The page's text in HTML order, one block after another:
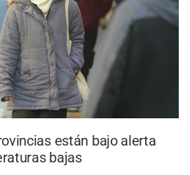
están bajo alerta
bajas